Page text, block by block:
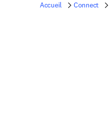
Accueil Connect